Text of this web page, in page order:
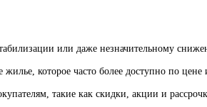
или даже незначительному
которое часто более доступно по
такие как скидки, акции и